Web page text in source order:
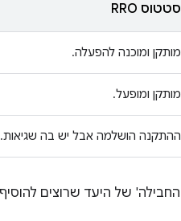
סטטוס RRO
מותקן ומוכנה להפעלה.
מותקן ומופעל.
ההתקנה הושלמה אבל יש בה שגיאות.